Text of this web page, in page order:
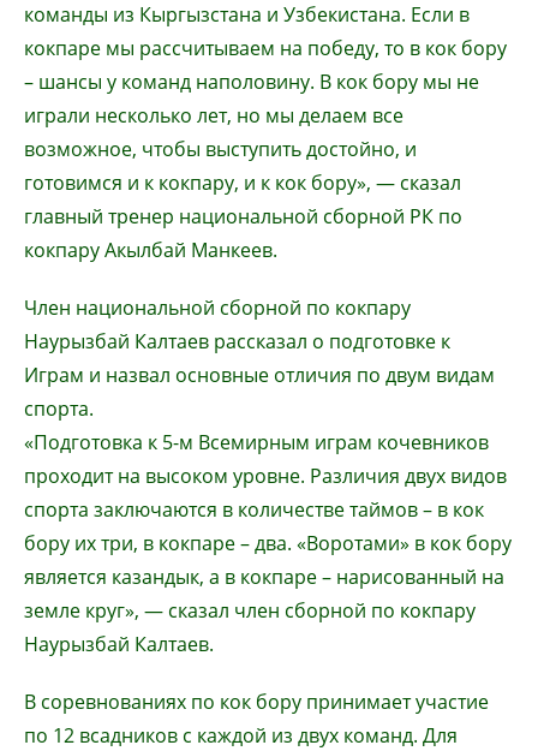
команды из Кыргызстана и Узбекистана. Если в
кокпаре мы рассчитываем на победу, то в кок бору
– шансы у команд наполовину. В кок бору мы не
играли несколько лет, но мы делаем все
возможное, чтобы выступить достойно, и
готовимся и к кокпару, и к кок бору», — сказал
главный тренер национальной сборной РК по
кокпару Акылбай Манкеев.
Член национальной сборной по кокпару
Наурызбай Калтаев рассказал о подготовке к
Играм и назвал основные отличия по двум видам
спорта.
«Подготовка к 5-м Всемирным играм кочевников
проходит на высоком уровне. Различия двух видов
спорта заключаются в количестве таймов – в кок
бору их три, в кокпаре – два. «Воротами» в кок бору
является казандык, а в кокпаре – нарисованный на
земле круг», — сказал член сборной по кокпару
Наурызбай Калтаев.
В соревнованиях по кок бору принимает участие
по 12 всадников с каждой из двух команд. Для